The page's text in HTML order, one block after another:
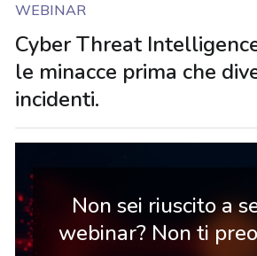
WEBINAR
Cyber Threat
le minacce prima che
incidenti.
Non sei riuscito a
webinar? Non ti